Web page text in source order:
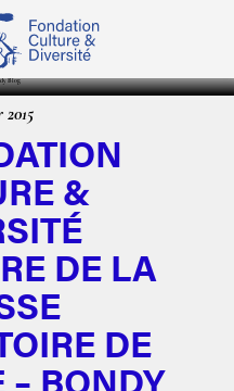
&
DE LA
DE
– BONDY